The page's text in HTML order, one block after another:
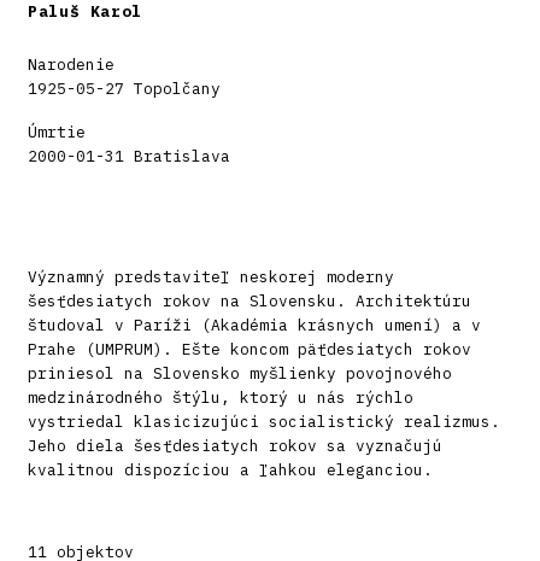
Paluš Karol
Narodenie
1925-05-27 Topolčany
Úmrtie
2000-01-31 Bratislava
Významný predstaviteľ neskorej moderny
šesťdesiatych rokov na Slovensku. Architektúru
študoval v Paríži (Akadémia krásnych umení) a v
Prahe (UMPRUM). Ešte koncom päťdesiatych rokov
priniesol na Slovensko myšlienky povojnového
medzinárodného štýlu, ktorý u nás rýchlo
vystriedal klasicizujúci socialistický realizmus.
Jeho diela šesťdesiatych rokov sa vyznačujú
kvalitnou dispozíciou a ľahkou eleganciou.
11 objektov